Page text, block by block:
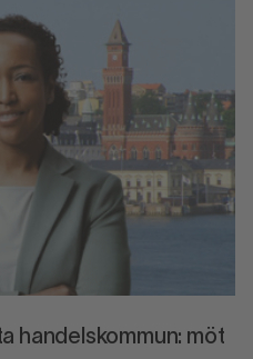
handelskommun: möt